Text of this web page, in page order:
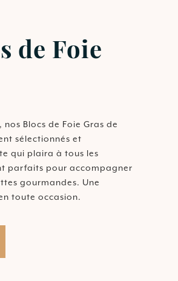
de Foie
Blocs de Foie Gras de
sélectionnés et
qui plaira à tous les
parfaits pour accompagner
gourmandes. Une
toute occasion.